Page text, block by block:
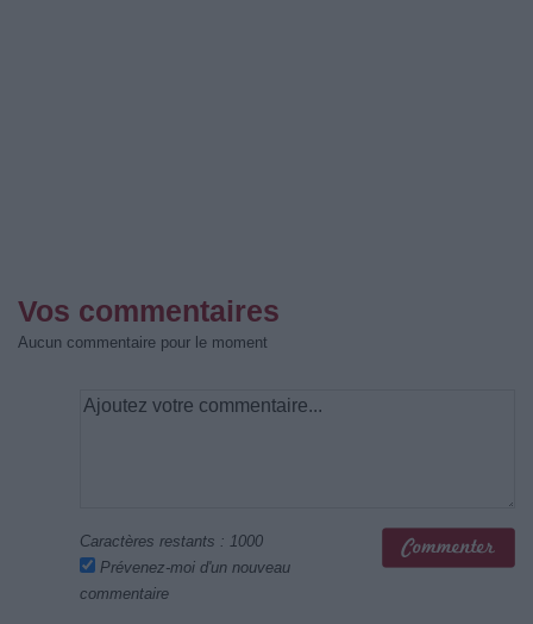
Vos commentaires
Aucun commentaire pour le moment
Caractères restants : 1000
Prévenez-moi d'un nouveau
commentaire